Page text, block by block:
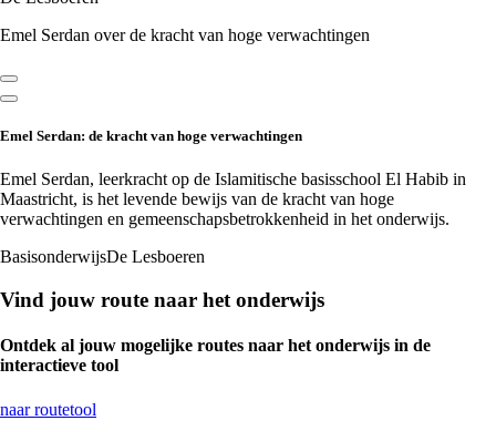
Emel Serdan over de kracht van hoge verwachtingen
Emel Serdan: de kracht van hoge verwachtingen
Emel Serdan, leerkracht op de Islamitische basisschool El Habib in
Maastricht, is het levende bewijs van de kracht van hoge
verwachtingen en gemeenschapsbetrokkenheid in het onderwijs.
BasisonderwijsDe Lesboeren
Vind jouw route naar het onderwijs
Ontdek al jouw mogelijke routes naar het onderwijs in de
interactieve tool
naar routetool